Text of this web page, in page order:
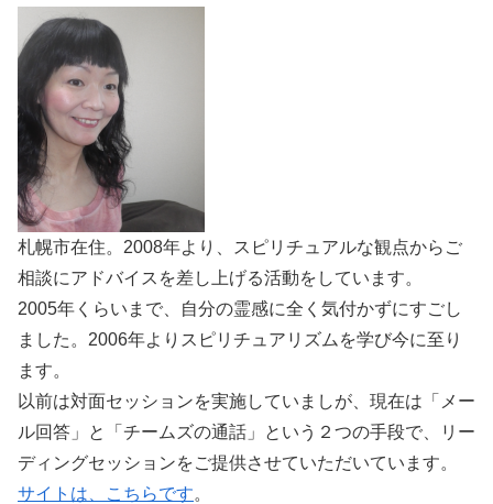
札幌市在住。2008年より、スピリチュアルな観点からご
相談にアドバイスを差し上げる活動をしています。
2005年くらいまで、自分の霊感に全く気付かずにすごし
ました。2006年よりスピリチュアリズムを学び今に至り
ます。
以前は対面セッションを実施していましが、現在は「メー
ル回答」と「チームズの通話」という２つの手段で、リー
ディングセッションをご提供させていただいています。
サイトは、こちらです。